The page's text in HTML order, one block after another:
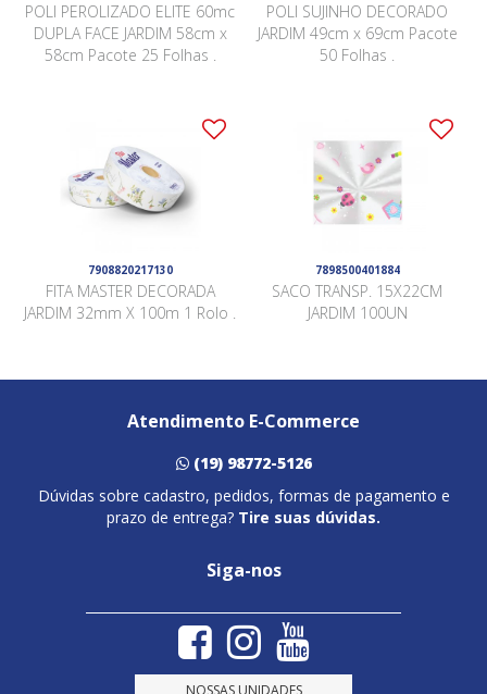
POLI PEROLIZADO ELITE 60mc
DUPLA FACE JARDIM 58cm x
58cm Pacote 25 Folhas .
POLI SUJINHO DECORADO
JARDIM 49cm x 69cm Pacote
50 Folhas .
7908820217130
FITA MASTER DECORADA
JARDIM 32mm X 100m 1 Rolo .
7898500401884
SACO TRANSP. 15X22CM
JARDIM 100UN
Atendimento E-Commerce
(19) 98772-5126
Dúvidas sobre cadastro, pedidos, formas de pagamento e
prazo de entrega? Tire suas dúvidas.
Siga-nos